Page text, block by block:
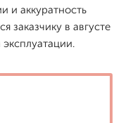
и аккуратность
заказчику в августе